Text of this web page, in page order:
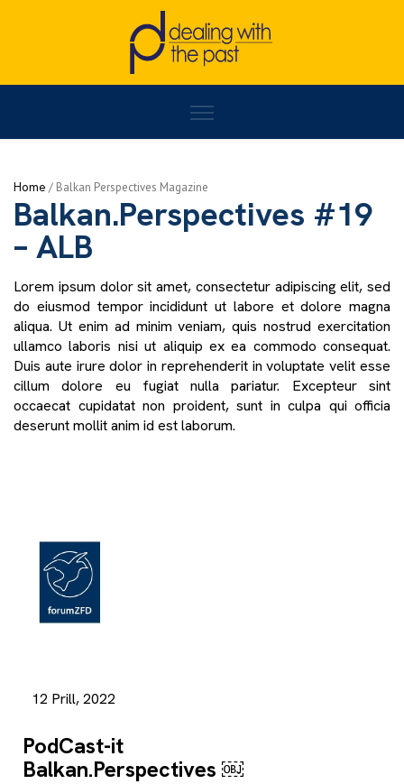
Balkan.Perspectives #19 – ALB
Home /
Balkan.Perspectives #19
– ALB
Lorem ipsum dolor sit amet, consectetur adipiscing elit, sed
do eiusmod tempor incididunt ut labore et dolore magna
aliqua. Ut enim ad minim veniam, quis nostrud exercitation
ullamco laboris nisi ut aliquip ex ea commodo consequat.
Duis aute irure dolor in reprehenderit in voluptate velit esse
cillum dolore eu fugiat nulla pariatur. Excepteur sint
occaecat cupidatat non proident, sunt in culpa qui officia
deserunt mollit anim id est laborum.
12 Prill, 2022
PodCast-it
Balkan.Perspectives ￼